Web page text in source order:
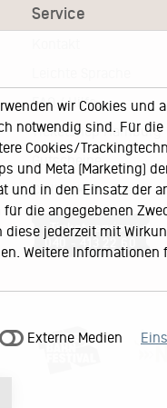
Service
FAQ / Hilfe
Ticketshop Hamburg
Gutscheine
Callback-Service
Ticketservice
040 - 413 22 60
wir Cookies und
notwendig sind. Für
Cookies/
und Meta (Marketing)
in den Einsatz der
die angegebenen
diese jederzeit mit
Weitere
Externe Medien